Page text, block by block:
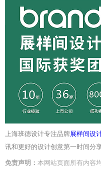
上海班德设计专注品牌展样间设
讯和更好的设计创意第一时间分
免责声明： 本网站页面所有内容